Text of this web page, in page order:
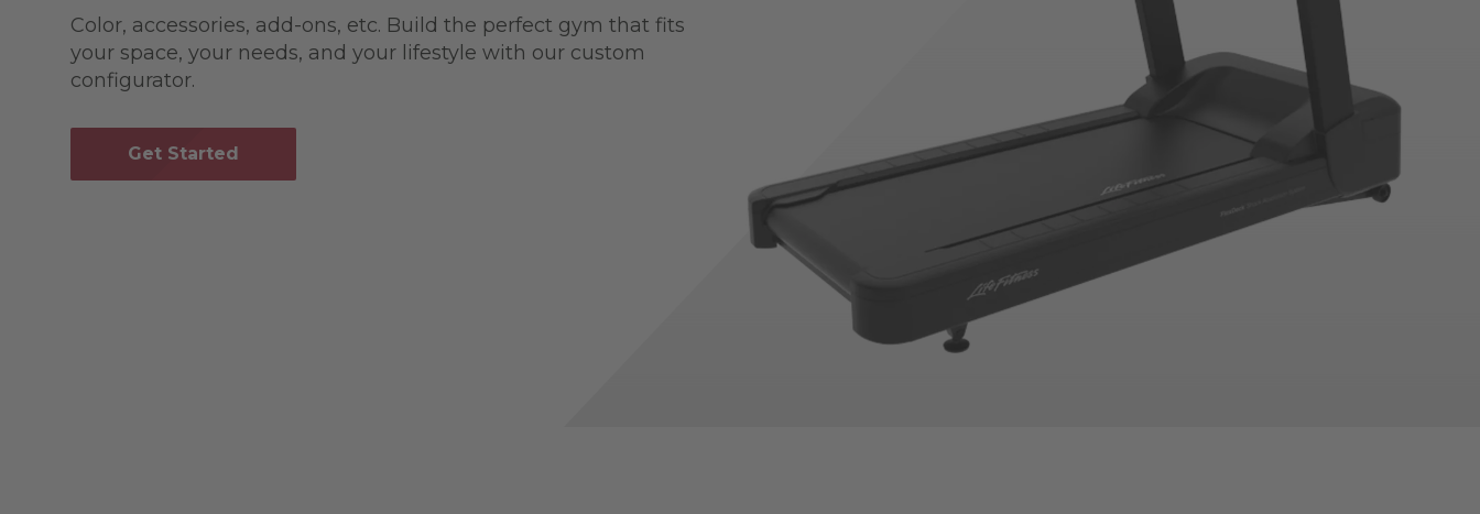
Color, accessories, add-ons, etc. Build the perfect gym that fits
your space, your needs, and your lifestyle with our custom
configurator.
Get Started